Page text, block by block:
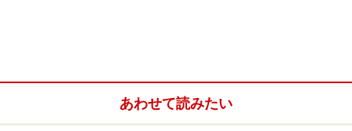
あわせて読みたい